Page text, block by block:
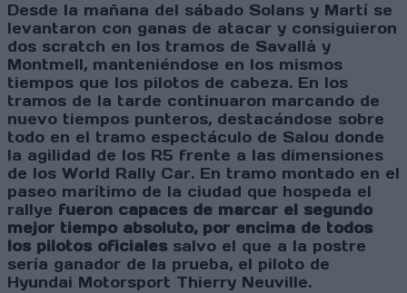
Desde la mañana del sábado Solans y Martí se
levantaron con ganas de atacar y consiguieron
dos scratch en los tramos de Savallà y
Montmell, manteniéndose en los mismos
tiempos que los pilotos de cabeza. En los
tramos de la tarde continuaron marcando de
nuevo tiempos punteros, destacándose sobre
todo en el tramo espectáculo de Salou donde
la agilidad de los R5 frente a las dimensiones
de los World Rally Car. En tramo montado en el
paseo marítimo de la ciudad que hospeda el
rallye fueron capaces de marcar el segundo
mejor tiempo absoluto, por encima de todos
los pilotos oficiales salvo el que a la postre
sería ganador de la prueba, el piloto de
Hyundai Motorsport Thierry Neuville.